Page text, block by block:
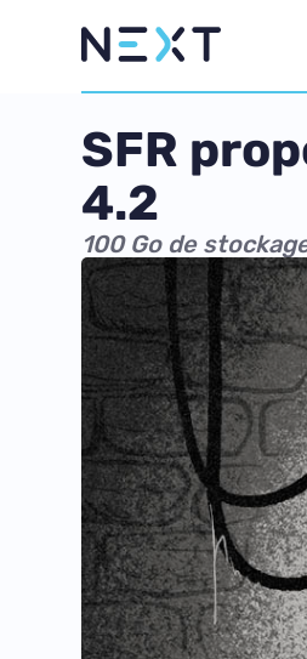
SFR
4.2
100 Go de